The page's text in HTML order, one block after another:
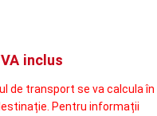
inclus
de transport se va calcula în
Pentru informații